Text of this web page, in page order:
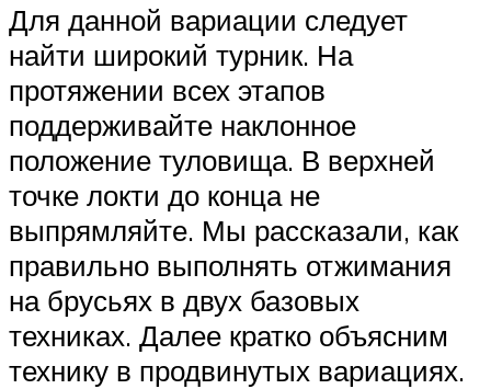
Для данной вариации следует
найти широкий турник. На
протяжении всех этапов
поддерживайте наклонное
положение туловища. В верхней
точке локти до конца не
выпрямляйте. Мы рассказали, как
правильно выполнять отжимания
на брусьях в двух базовых
техниках. Далее кратко объясним
технику в продвинутых вариациях.